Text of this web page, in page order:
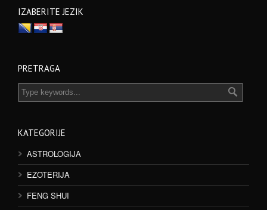
IZABERITE JEZIK
PRETRAGA
KATEGORIJE
ASTROLOGIJA
EZOTERIJA
FENG SHUI